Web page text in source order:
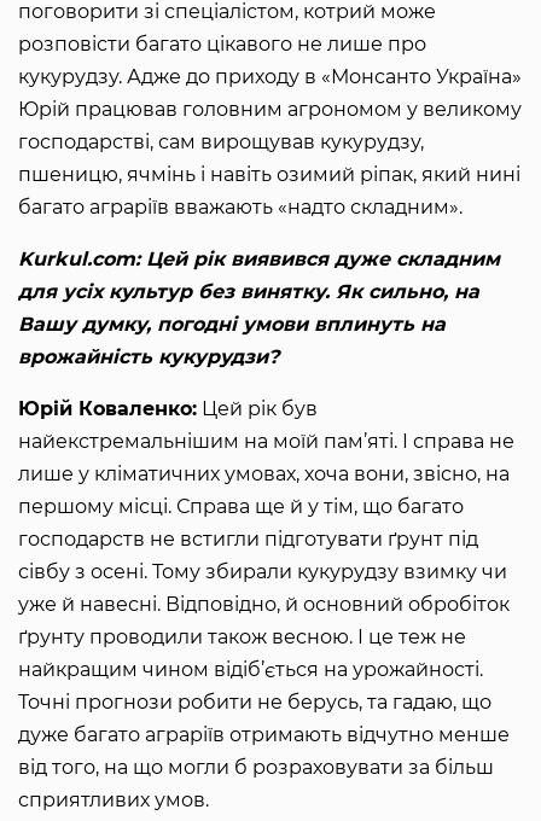
поговорити зі спеціалістом, котрий може
розповісти багато цікавого не лише про
кукурудзу. Адже до приходу в «Монсанто Україна»
Юрій працював головним агрономом у великому
господарстві, сам вирощував кукурудзу,
пшеницю, ячмінь і навіть озимий ріпак, який нині
багато аграріїв вважають «надто складним».
Kurkul.com: Цей рік виявився дуже складним
для усіх культур без винятку. Як сильно, на
Вашу думку, погодні умови вплинуть на
врожайність кукурудзи?
Юрій Коваленко: Цей рік був
найекстремальнішим на моїй пам’яті. І справа не
лише у кліматичних умовах, хоча вони, звісно, на
першому місці. Справа ще й у тім, що багато
господарств не встигли підготувати ґрунт під
сівбу з осені. Тому збирали кукурудзу взимку чи
уже й навесні. Відповідно, й основний обробіток
ґрунту проводили також весною. І це теж не
найкращим чином відіб’ється на урожайності.
Точні прогнози робити не берусь, та гадаю, що
дуже багато аграріїв отримають відчутно менше
від того, на що могли б розраховувати за більш
сприятливих умов.